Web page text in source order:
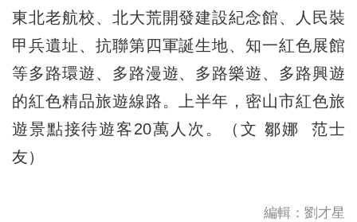
東北老航校、北大荒開發建設紀念館、人民裝
甲兵遺址、抗聯第四軍誕生地、知一紅色展館
等多路環遊、多路漫遊、多路樂遊、多路興遊
的紅色精品旅遊線路。上半年，密山市紅色旅
遊景點接待遊客20萬人次。（文 鄒娜 范士
友）
編輯：劉才星